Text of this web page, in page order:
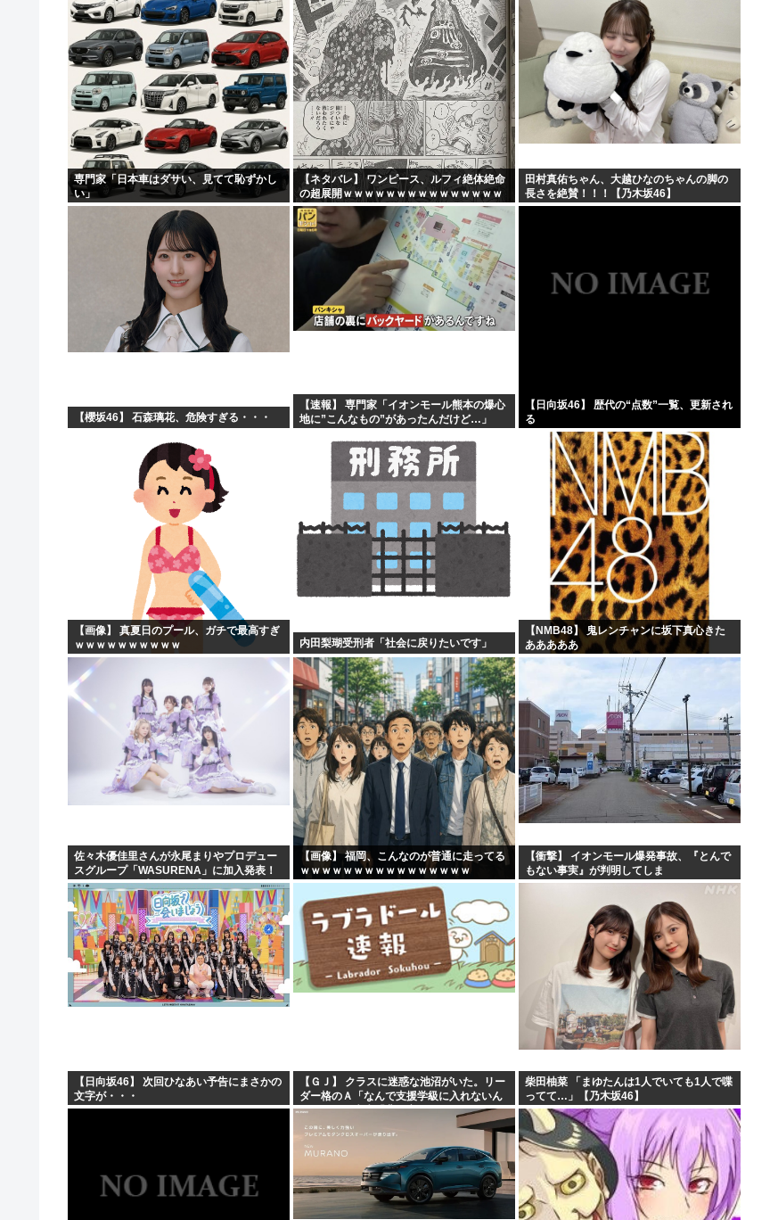
専門家「日本車はダサい、見てて恥ずかし
い」
【ネタバレ】 ワンピース、ルフィ絶体絶命
の超展開ｗｗｗｗｗｗｗｗｗｗｗｗｗｗｗ
ｗｗｗｗｗｗｗｗｗｗｗｗｗｗｗｗｗｗｗ
ｗｗｗｗｗｗｗｗｗｗｗ...
田村真佑ちゃん、大越ひなのちゃんの脚の
長さを絶賛！！！【乃木坂46】
【櫻坂46】 石森璃花、危険すぎる・・・
【速報】 専門家「イオンモール熊本の爆心
地に”こんなもの”があったんだけど…」
【日向坂46】 歴代の“点数”一覧、更新され
る
【画像】 真夏日のプール、ガチで最高すぎ
ｗｗｗｗｗｗｗｗｗｗ
内田梨瑚受刑者「社会に戻りたいです」
【NMB48】 鬼レンチャンに坂下真心きた
あああああ
佐々木優佳里さんが永尾まりやプロデュー
スグループ「WASURENA」に加入発表！
現在のグループと兼任へ【元AKB48ゆかる
ん・まりやぎ】
【画像】 福岡、こんなのが普通に走ってる
ｗｗｗｗｗｗｗｗｗｗｗｗｗｗｗｗ
【衝撃】 イオンモール爆発事故、『とんで
もない事実』が判明してしま
う・・・・・・
【日向坂46】 次回ひなあい予告にまさかの
文字が・・・
【ＧＪ】 クラスに迷惑な池沼がいた。リー
ダー格のＡ「なんで支援学級に入れないん
ですか？」先生「背の高い低いと同じで、
これも個性なの！差別は...
柴田柚菜 「まゆたんは1人でいても1人で喋
ってて…」【乃木坂46】